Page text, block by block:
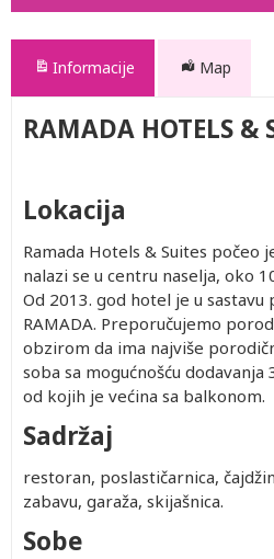
Informacije Map
RAMADA HOTELS &
Lokacija
Ramada Hotels & Suites počeo
nalazi se u centru naselja, oko
Od 2013. god hotel je u
RAMADA. Preporučujemo
obzirom da ima najviše
soba sa mogućnošću dodavanja
od kojih je većina sa balkonom.
Sadržaj
restoran, poslastičarnica,
zabavu, garaža, skijašnica.
Sobe